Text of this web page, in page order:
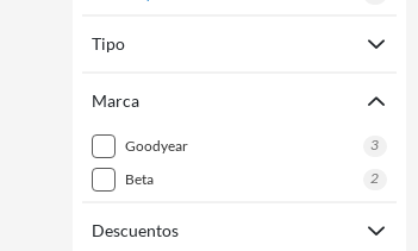
Tipo
Marca
goodyear
3
beta
2
Descuentos